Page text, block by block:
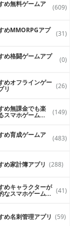
め無料ゲームア (609)
め MMORPGアプ (31)
め格闘ゲームアプ (0)
めオフラインゲー
リ (26)
め無課金でも楽
スマホゲームア (149)
め育成ゲームア (483)
め家計簿アプリ (288)
めキャラクターが
なスマホゲームア (41)
め名刺管理アプリ (59)